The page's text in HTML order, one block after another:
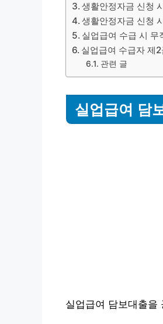
생활안정자금 신청
생활안정자금 신청
실업급여 수급 시 무
실업급여 수급자 제
관련 글
실업급여 담
실업급여 담보대출을